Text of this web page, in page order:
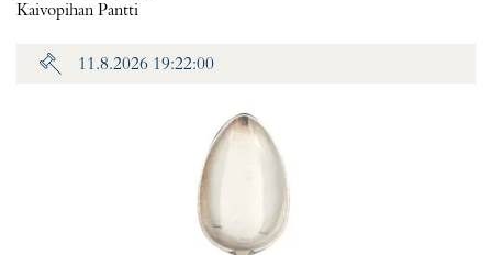
Kaivopihan Pantti
11.8.2026 19:22:00